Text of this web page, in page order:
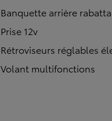
Banquette arrière
Prise 12v
Rétroviseurs réglables
Volant multifonctions